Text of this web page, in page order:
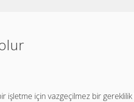
işletme için vazgeçilmez bir